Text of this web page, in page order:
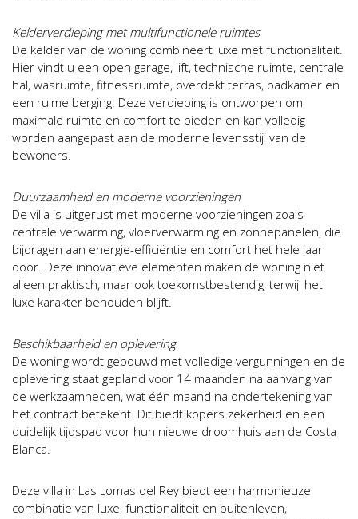
Kelderverdieping met multifunctionele ruimtes
De kelder van de woning combineert luxe met functionaliteit.
Hier vindt u een open garage, lift, technische ruimte, centrale
hal, wasruimte, fitnessruimte, overdekt terras, badkamer en
een ruime berging. Deze verdieping is ontworpen om
maximale ruimte en comfort te bieden en kan volledig
worden aangepast aan de moderne levensstijl van de
bewoners.
Duurzaamheid en moderne voorzieningen
De villa is uitgerust met moderne voorzieningen zoals
centrale verwarming, vloerverwarming en zonnepanelen, die
bijdragen aan energie-efficiëntie en comfort het hele jaar
door. Deze innovatieve elementen maken de woning niet
alleen praktisch, maar ook toekomstbestendig, terwijl het
luxe karakter behouden blijft.
Beschikbaarheid en oplevering
De woning wordt gebouwd met volledige vergunningen en de
oplevering staat gepland voor 14 maanden na aanvang van
de werkzaamheden, wat één maand na ondertekening van
het contract betekent. Dit biedt kopers zekerheid en een
duidelijk tijdspad voor hun nieuwe droomhuis aan de Costa
Blanca.
Deze villa in Las Lomas del Rey biedt een harmonieuze
combinatie van luxe, functionaliteit en buitenleven,